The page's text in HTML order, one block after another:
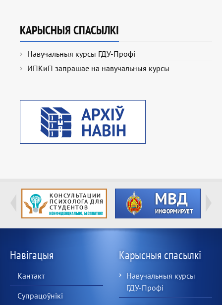
КАРЫСНЫЯ СПАСЫЛКІ
Навучальныя курсы ГДУ-Профі
ИПКиП запрашае на навучальныя курсы
Навігацыя
Кантакт
Супрацоўнікі
Карысныя спасылкі
Навучальныя курсы
ГДУ-Профі